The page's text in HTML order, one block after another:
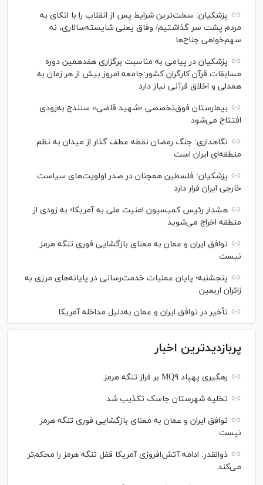
پزشکیان: سخت‌ترین شرایط پس از انقلاب را با اتکای به
مردم پشت سر گذاشتیم/ وفاق یعنی شایسته‌سالاری، نه
سهم‌خواهی جناح‌ها
پزشکیان در پیامی به مناسبت برگزاری هفدهمین دوره
مسابقات قرآن کارگران کشور:جامعه امروز بیش از هر زمان به
همدلی و اخلاق قرآنی نیاز دارد
بیمارستان فوق‌تخصصی «شهید قاضی» سنندج به‌زودی
افتتاح می‌شود
نگاهداری: جنگ رمضان نقطه عطف گذار از میدان به نظم
منطقه‌ای ایران است
پزشکیان: فلسطین همچنان در صدر اولویت‌های سیاست
خارجی ایران قرار دارد
هشدار رئیس کمیسیون امنیت ملی به آمریکا؛ به زودی از
منطقه اخراج می‌شوید
توافق ایران و عمان به معنای بازگشایی فوری تنگه هرمز
نیست
پنجشنبه؛ پایان ﻋﻤﻠﯿﺎﺕ ﺧﺪﻣﺖ‌ﺭﺳﺎﻧﯽ در پایانه‌های مرزی ﺑﻪ
ﺯﺍﺋﺮان ﺍﺭﺑﻌﯿﻦ
تأخیر در توافق ایران و عمان به‌دلیل مداخله آمریکا
پربازدیدترین اخبار
رهگیری پهپاد MQ۹ بر فراز تنگه هرمز
تخلیه شهرستان جاسک تکذیب شد
توافق ایران و عمان به معنای بازگشایی فوری تنگه هرمز
نیست
ذوالقدر: ادامه آتش‌افروزی آمریکا قفل تنگه هرمز را محکم‌تر
می‌کند